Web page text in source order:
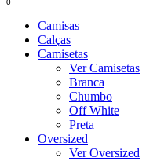
0
Camisas
Calças
Camisetas
Ver Camisetas
Branca
Chumbo
Off White
Preta
Oversized
Ver Oversized